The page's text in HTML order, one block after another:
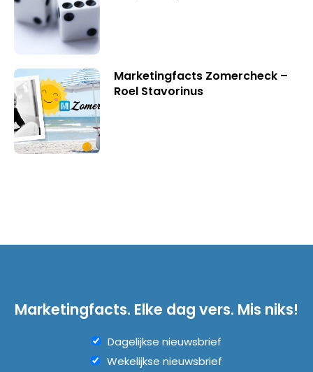
Marketingfacts Zomercheck –
Roel Stavorinus
Marketingfacts. Elke dag vers. Mis niks!
Dagelijkse nieuwsbrief
Wekelijkse nieuwsbrief